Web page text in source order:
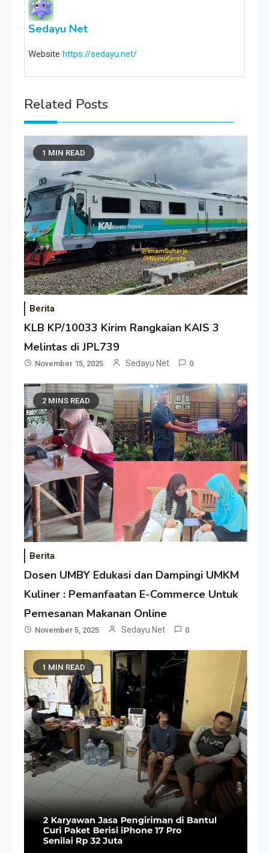
Sedayu Net
Website https://sedayu.net/
Related Posts
1 MIN READ
Berita
KLB KP/10033 Kirim Rangkaian KAIS 3
Melintas di JPL739
November 15, 2025 Sedayu Net 0
2 MINS READ
Berita
Dosen UMBY Edukasi dan Dampingi UMKM
Kuliner : Pemanfaatan E-Commerce Untuk
Pemesanan Makanan Online
November 5, 2025 Sedayu Net 0
1 MIN READ